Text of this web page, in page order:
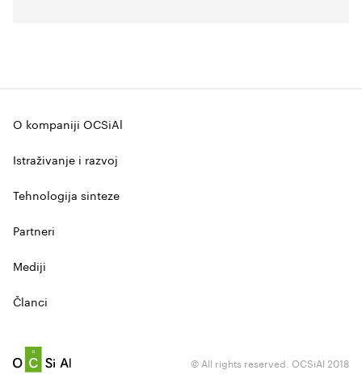
O kompaniji OCSiAl
Istraživanje i razvoj
Tehnologija sinteze
Partneri
Mediji
Članci
© All rights reserved. OCSiAl 2018